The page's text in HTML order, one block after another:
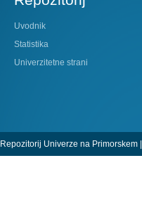
Uvodnik
Statistika
Univerzitetne strani
Repozitorij Univerze na Primorskem |